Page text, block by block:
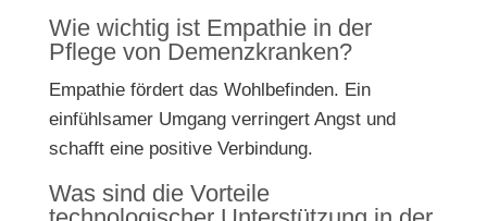
Wie wichtig ist Empathie in der
Pflege von Demenzkranken?
Empathie fördert das Wohlbefinden. Ein
einfühlsamer Umgang verringert Angst und
schafft eine positive Verbindung.
Was sind die Vorteile